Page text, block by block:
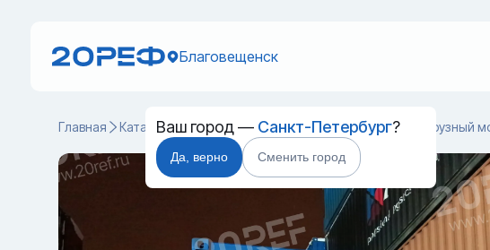
Благовещенск
Ваш город — Санкт-Петербург?
Да, верно Сменить город
Главная Каталог Cухогрузные морские контейнеры Сухогрузный